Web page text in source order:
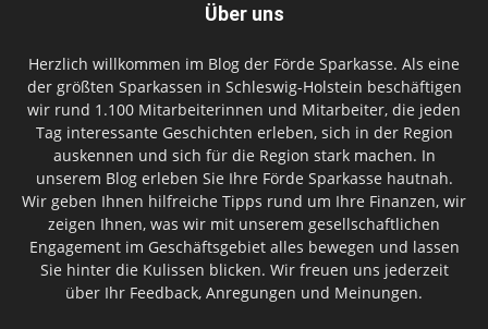
Über uns
Herzlich willkommen im Blog der Förde Sparkasse. Als eine
der größten Sparkassen in Schleswig-Holstein beschäftigen
wir rund 1.100 Mitarbeiterinnen und Mitarbeiter, die jeden
Tag interessante Geschichten erleben, sich in der Region
auskennen und sich für die Region stark machen. In
unserem Blog erleben Sie Ihre Förde Sparkasse hautnah.
Wir geben Ihnen hilfreiche Tipps rund um Ihre Finanzen, wir
zeigen Ihnen, was wir mit unserem gesellschaftlichen
Engagement im Geschäftsgebiet alles bewegen und lassen
Sie hinter die Kulissen blicken. Wir freuen uns jederzeit
über Ihr Feedback, Anregungen und Meinungen.